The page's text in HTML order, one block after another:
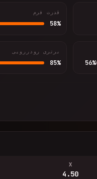
قدرت فرم
58%
56%
برتری رودررویی
85%
X
4.50